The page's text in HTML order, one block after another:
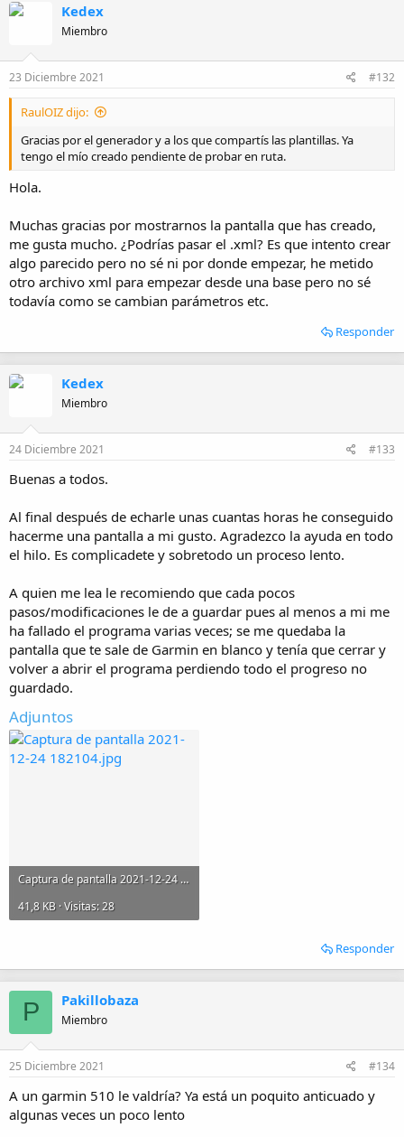
n
e
s
Kedex
Miembro
23 Diciembre 2021 #132
RaulOIZ dijo:
Gracias por el generador y a los que compartís las plantillas. Ya
tengo el mío creado pendiente de probar en ruta.
Hola.
Muchas gracias por mostrarnos la pantalla que has creado,
me gusta mucho. ¿Podrías pasar el .xml? Es que intento crear
algo parecido pero no sé ni por donde empezar, he metido
otro archivo xml para empezar desde una base pero no sé
todavía como se cambian parámetros etc.
Responder
Kedex
Miembro
24 Diciembre 2021 #133
Buenas a todos.
Al final después de echarle unas cuantas horas he conseguido
hacerme una pantalla a mi gusto. Agradezco la ayuda en todo
el hilo. Es complicadete y sobretodo un proceso lento.
A quien me lea le recomiendo que cada pocos
pasos/modificaciones le de a guardar pues al menos a mi me
ha fallado el programa varias veces; se me quedaba la
pantalla que te sale de Garmin en blanco y tenía que cerrar y
volver a abrir el programa perdiendo todo el progreso no
guardado.
Adjuntos
Captura de pantalla 2021-12-24 182104.jpg
41,8 KB · Visitas: 28
Responder
P Pakillobaza
Miembro
25 Diciembre 2021 #134
A un garmin 510 le valdría? Ya está un poquito anticuado y
algunas veces un poco lento